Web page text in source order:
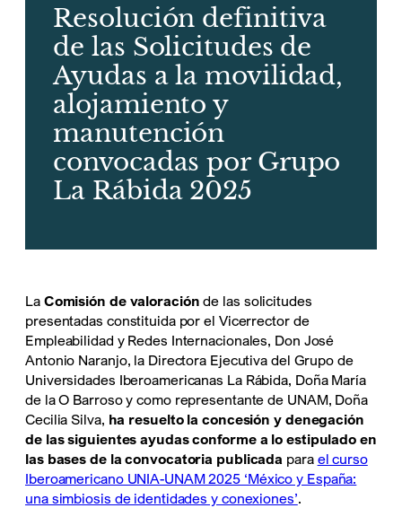
Resolución definitiva
de las Solicitudes de
Ayudas a la movilidad,
alojamiento y
manutención
convocadas por Grupo
La Rábida 2025
La Comisión de valoración de las solicitudes
presentadas constituida por el Vicerrector de
Empleabilidad y Redes Internacionales, Don José
Antonio Naranjo, la Directora Ejecutiva del Grupo de
Universidades Iberoamericanas La Rábida, Doña María
de la O Barroso y como representante de UNAM, Doña
Cecilia Silva, ha resuelto la concesión y denegación
de las siguientes ayudas conforme a lo estipulado en
las bases de la convocatoria publicada para el curso
Iberoamericano UNIA-UNAM 2025 ‘México y España:
una simbiosis de identidades y conexiones’.